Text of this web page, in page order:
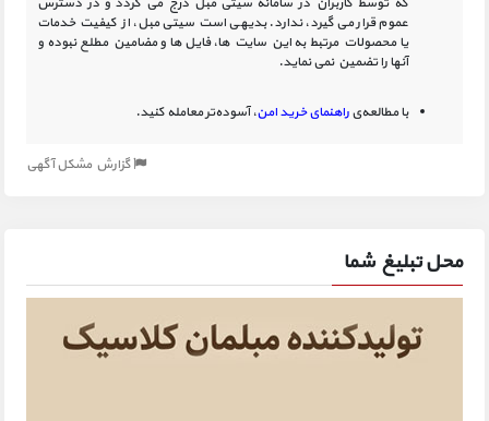
عموم قرار می گیرد، ندارد. بدیهی است سیتی مبل، از کیفیت خدمات
یا محصولات مرتبط به این سایت‏ ها، فایل ها و مضامین مطلع نبوده و
آنها را تضمین نمی نماید.
با مطالعه‌یراهنمای خرید امن، آسوده‌تر معامله کنید.
گزارش مشکل آگهی
محل تبلیغ شما